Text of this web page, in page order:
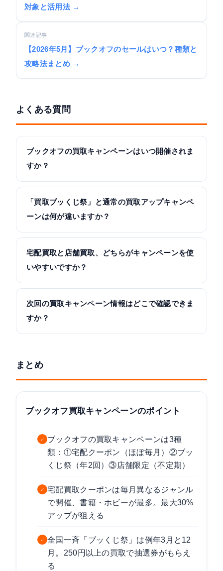
対象と活用法 →
関連記事
【2026年5月】ブックオフのセールはいつ？種類と
攻略法まとめ →
よくある質問
ブックオフの買取キャンペーンはいつ開催されま
すか？
「買取ブッくじ祭」と通常の買取アップキャンペ
ーンは何が違いますか？
宅配買取と店舗買取、どちらがキャンペーンを使
いやすいですか？
次回の買取キャンペーン情報はどこで確認できま
すか？
まとめ
ブックオフ買取キャンペーンのポイント
✓
ブックオフの買取キャンペーンは3種
類：①宅配クーポン（ほぼ毎月）②ブッ
くじ祭（年2回）③店舗限定（不定期）
✓ 宅配買取クーポンは毎月異なるジャンル
で開催、書籍・ホビーが最多。最大30%
アップが狙える
✓ 全国一斉「ブッくじ祭」は例年3月と12
月。250円以上の買取で抽選券がもらえ
る